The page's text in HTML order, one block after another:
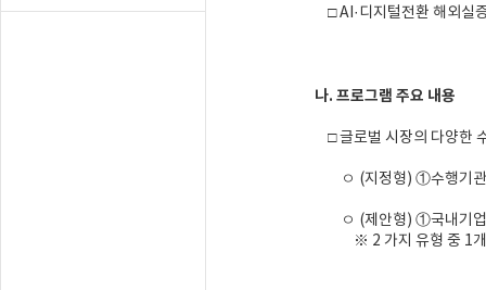
□ AI·디지털전환 해외실
나. 프로그램 주요 내용
□ 글로벌 시장의 다양한
ㅇ (지정형) ①수행기관
ㅇ (제안형) ①국내기업이
※ 2 가지 유형 중 1개